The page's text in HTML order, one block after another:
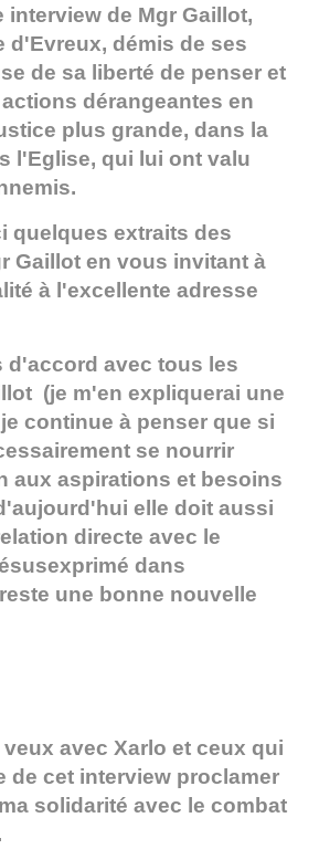
interview de Mgr Gaillot,
d'Evreux, démis de ses
de sa liberté de penser et
dérangeantes en
plus grande, dans la
l'Eglise, qui lui ont valu
quelques extraits des
Gaillot en vous invitant à
à l'excellente adresse
d'accord avec tous les
(je m'en expliquerai une
continue à penser que si
se nourrir
aux aspirations et besoins
elle doit aussi
directe avec le
dans
une bonne nouvelle
avec Xarlo et ceux qui
de cet interview proclamer
solidarité avec le combat